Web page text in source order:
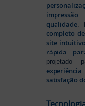
qualidade .
completo
site
rápida
projetado
satisfação